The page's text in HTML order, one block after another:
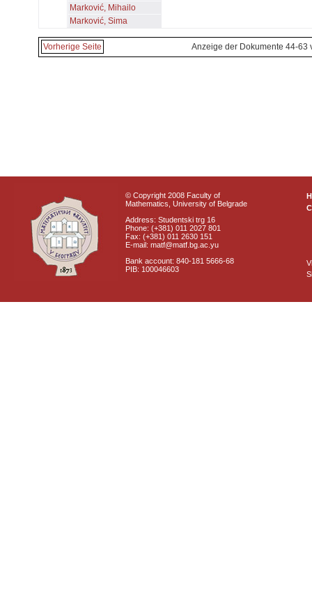
Marković, Mihailo
Marković, Sima
Vorherige Seite Anzeige der Dokumente 44-63
© Copyright 2008 Faculty of
Mathematics, University of Belgrade
Address: Studentski trg 16
Phone: (+381) 011 2027 801
Fax: (+381) 011 2630 151
E-mail: matf@matf.bg.ac.yu
Bank account: 840-181 5666-68
PIB: 100046603